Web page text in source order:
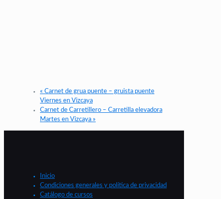
« Carnet de grua puente – gruista puente
Viernes en Vizcaya
Carnet de Carretillero – Carretilla elevadora
Martes en Vizcaya »
Inicio
Condiciones generales y política de privacidad
Catálogo de cursos